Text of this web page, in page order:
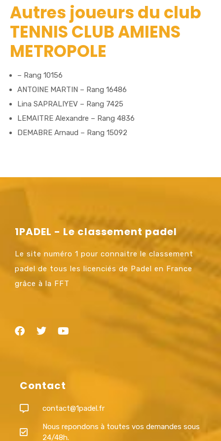
Autres joueurs du club
TENNIS CLUB AMIENS
METROPOLE
– Rang 10156
ANTOINE MARTIN – Rang 16486
Lina SAPRALIYEV – Rang 7425
LEMAITRE Alexandre – Rang 4836
DEMABRE Arnaud – Rang 15092
1PADEL - Le classement padel
Le site numéro 1 pour connaitre le classement
padel de tous les licenciés de Padel en France
grâce à la FFT
Contact
contact@1padel.fr
Nous repondons à toutes vos demandes sous
24/48h.